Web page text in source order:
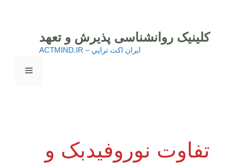
محتواکلینیک روانشناسی پذیرش و تعهد
ايران اكت تراپي – ACTMIND.IR
فهرست
تفاوت نوروفیدبک و